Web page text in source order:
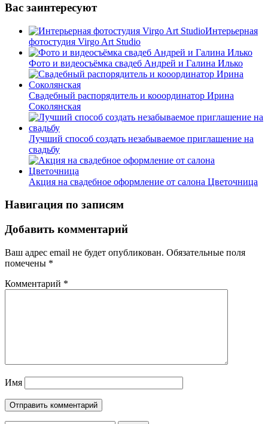
Вас заинтересуют
Интерьерная
фотостудия Virgo Art Studio
Фото и видеосъёмка свадеб Андрей и Галина Илько
Свадебный распорядитель и кооординатор Ирина
Соколянская
Лучший способ создать незабываемое приглашение на
свадьбу
Акция на свадебное оформление от салона Цветочница
Навигация по записям
Добавить комментарий
Ваш адрес email не будет опубликован. Обязательные поля
помечены *
Комментарий *
Имя